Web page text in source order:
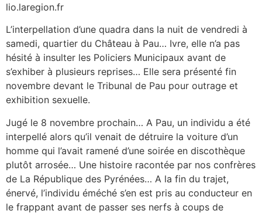
lio.laregion.fr
L’interpellation d’une quadra dans la nuit de vendredi à
samedi, quartier du Château à Pau… Ivre, elle n’a pas
hésité à insulter les Policiers Municipaux avant de
s’exhiber à plusieurs reprises… Elle sera présenté fin
novembre devant le Tribunal de Pau pour outrage et
exhibition sexuelle.
Jugé le 8 novembre prochain… A Pau, un individu a été
interpellé alors qu’il venait de détruire la voiture d’un
homme qui l’avait ramené d’une soirée en discothèque
plutôt arrosée… Une histoire racontée par nos confrères
de La République des Pyrénées… A la fin du trajet,
énervé, l’individu éméché s’en est pris au conducteur en
le frappant avant de passer ses nerfs à coups de